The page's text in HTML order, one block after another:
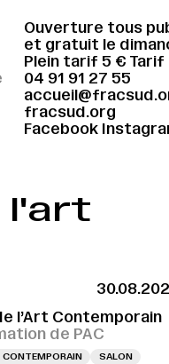
Ouverture tous
et gratuit le
Plein tarif 5 €
04 91 91 27 55
fracsud.org
Facebook
l'art
l’Art Contemporain
de PAC
CONTEMPORAIN
SALON